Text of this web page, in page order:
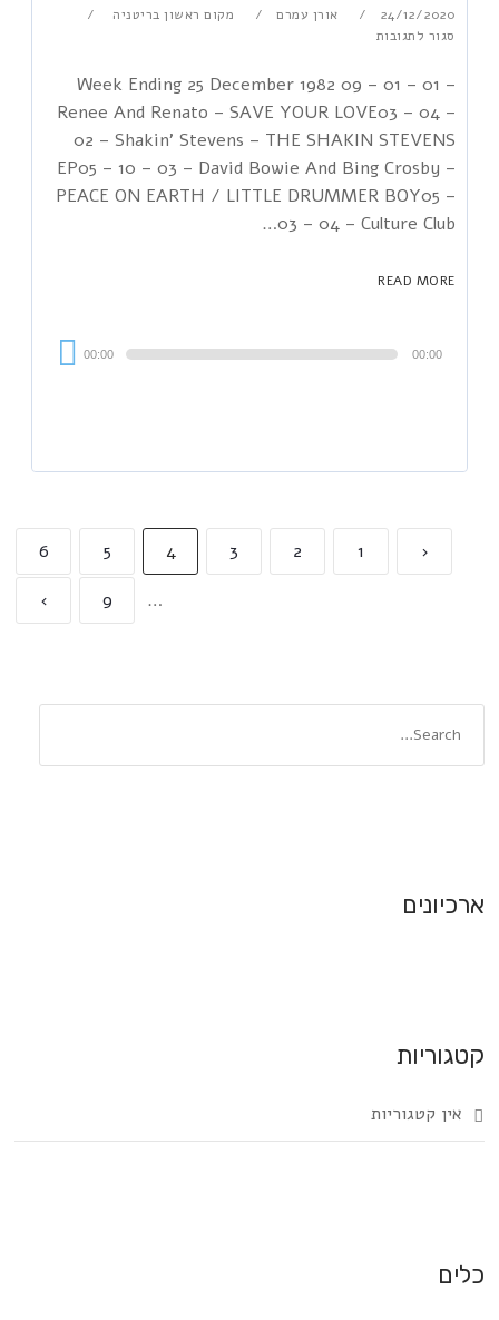
24/12/2020 אורן עמרם
מקום ראשון בריטניה
סגור לתגובות
Week Ending 25 December 1982 09 – 01 – 01 –
Renee And Renato – SAVE YOUR LOVE03 – 04 –
02 – Shakin' Stevens – THE SHAKIN STEVENS
EP05 – 10 – 03 – David Bowie And Bing Crosby –
PEACE ON EARTH / LITTLE DRUMMER BOY05 –
03 – 04 – Culture Club…
READ MORE
00:00 00:00
‹
1
2
3
4
5
6
…
9
›
ארכיונים
קטגוריות
אין קטגוריות
כלים